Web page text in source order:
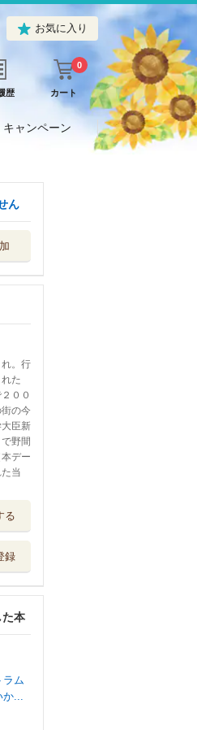
お気に入り
歴 カート
0
キャンペーン
ん
。行
た
００
の今
臣新
野間
デー
当
る
録
た本
今
ラム
か...